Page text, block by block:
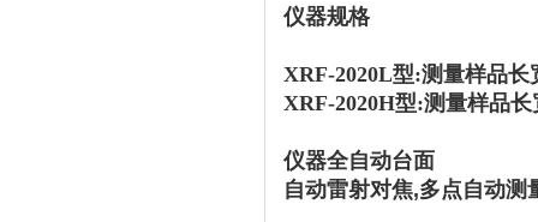
仪器规格
XRF-2020L型:测量样品长
XRF-2020H型:测量样品长
仪器全自动台面
自动雷射对焦,多点自动测